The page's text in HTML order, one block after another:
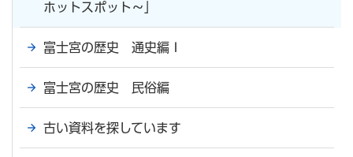
ホットスポット～」
富士宮の歴史 通史編Ⅰ
富士宮の歴史 民俗編
古い資料を探しています